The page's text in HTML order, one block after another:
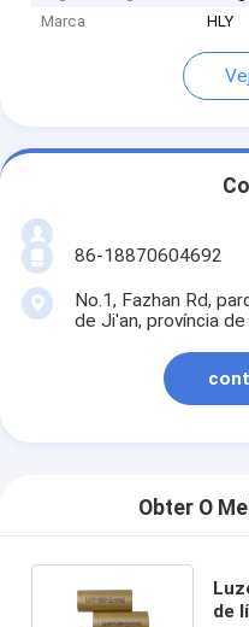
Marca
HLY
86-18870604692
No.1, Fazhan Rd,
de Ji'an, província de
Obter O
de